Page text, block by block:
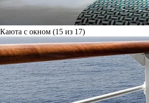
Каюта с окном (15 из 17)